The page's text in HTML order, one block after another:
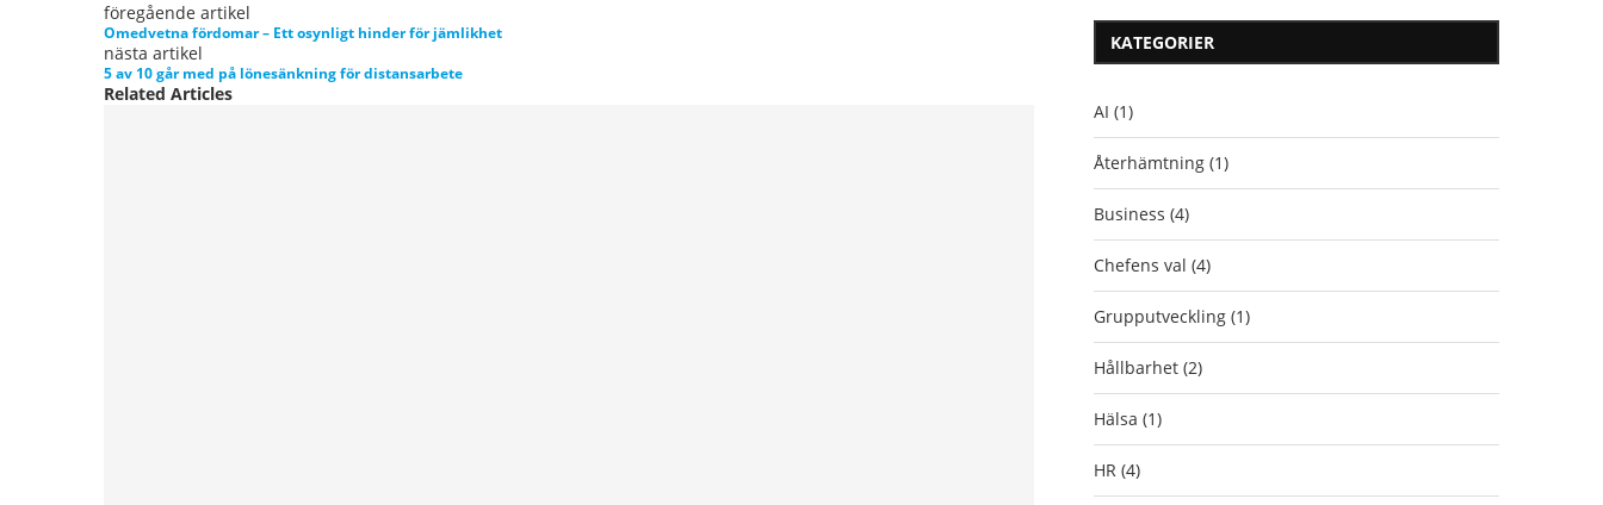
föregående artikel
Omedvetna fördomar – Ett osynligt hinder för jämlikhet
nästa artikel
5 av 10 går med på lönesänkning för distansarbete
Related Articles
KATEGORIER
AI (1)
Återhämtning (1)
Business (4)
Chefens val (4)
Grupputveckling (1)
Hållbarhet (2)
Hälsa (1)
HR (4)